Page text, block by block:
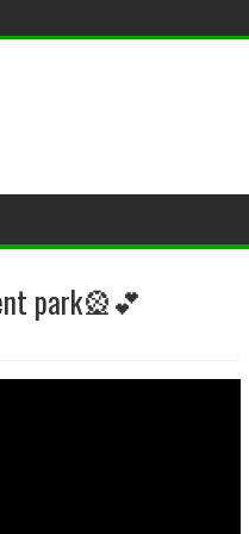
park🎡💕